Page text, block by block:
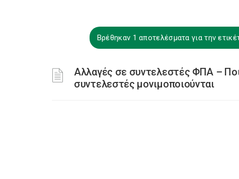
Βρέθηκαν 1 αποτελέσματα για την
Αλλαγές σε συντελεστές ΦΠΑ –
συντελεστές μονιμοποιούνται